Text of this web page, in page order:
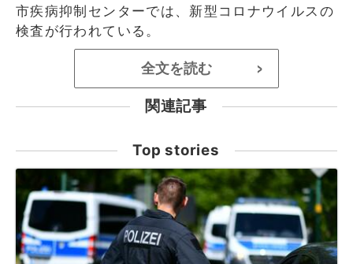
市疾病抑制センターでは、新型コロナウイルスの
検査が行われている。
全文を読む >
関連記事
Top stories